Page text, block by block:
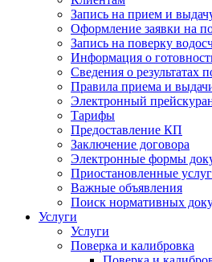
Запись на прием и
Оформление заявки на
Запись на поверку
Информация о
Сведения о результатах
Правила приема и
Электронный
Тарифы
Предоставление КП
Заключение договора
Электронные формы
Приостановленные
Важные объявления
Поиск нормативных
Услуги
Услуги
Поверка и калибровка